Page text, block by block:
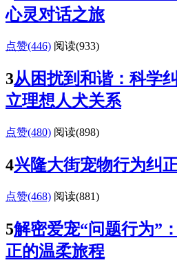
心灵对话之旅
点赞(446) 阅读(933)
3从困扰到和谐：科学
立理想人犬关系
点赞(480) 阅读(898)
4兴隆大街宠物行为纠
点赞(468) 阅读(881)
5解密爱宠“问题行为”
正的温柔旅程